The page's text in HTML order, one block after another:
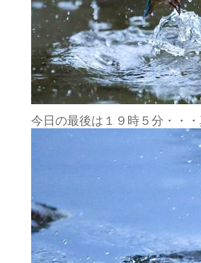
今日の最後は１９時５分・・